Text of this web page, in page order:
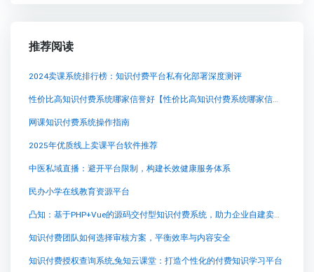
推荐阅读
2024卖课系统排行榜：知识付费平台私有化部署深度测评
性价比高知识付费系统哪家信誉好【性价比高知识付费系统哪家信誉好知识付费系统系统怎么制作，知识付费系统搭建使用教程】
网课知识付费系统操作指南
2025年优质线上卖课平台软件推荐
中医私域直播：避开平台限制，构建长效健康服务体系
民办小学在线教育资源平台
凸知：基于PHP+Vue的源码交付型知识付费系统，助力企业自建卖课平台
知识付费团队如何选择审核方案，平衡效率与内容安全
知识付费授权查询系统,兔知云课堂：打造个性化的付费知识学习平台